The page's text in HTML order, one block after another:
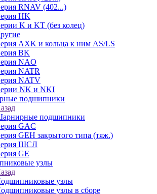
RNAV (402...)
HK
K и KT (без колец)
AXK и кольца к ним AS/LS
BK
NAO
NATR
NATV
NK и NKI
подшипники
подшипники
GAC
GEH закрытого типа (тяж.)
ШСЛ
GE
узлы
узлы
узлы в сборе